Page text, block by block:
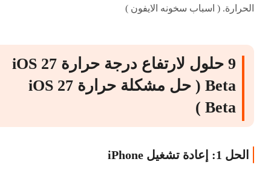
الحرارة. ( اسباب سخونه الايفون )
9 حلول لارتفاع درجة حرارة iOS 27
Beta ( حل مشكلة حرارة iOS 27
Beta )
الحل 1: إعادة تشغيل iPhone